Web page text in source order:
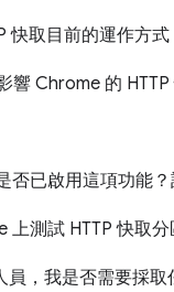
快取目前的運作方式
響 Chrome 的 HTTP
否已啟用這項功能？
上測試 HTTP 快取分
員，我是否需要採取